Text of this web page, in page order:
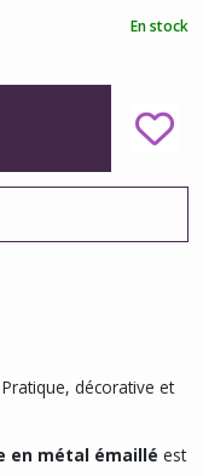
En stock
décorative et
en métal émaillé est